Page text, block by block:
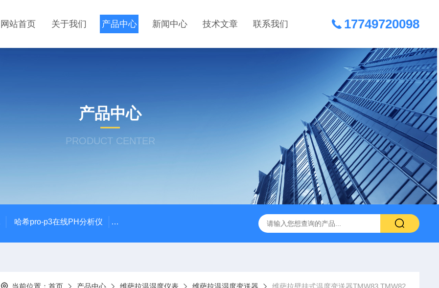
网站首页 关于我们 产品中心 新闻中心 技术文章 联系我们 17749720098
产品中心
PRODUCT CENTER
哈希pro-p3在线PH分析仪 哈希在线PH计电极PD1R1 哈希HQ40D便携式多参数水质分析仪 哈希PD1P1在线PH
当前位置： 首页 产品中心 维萨拉温湿度仪表 维萨拉温湿度变送器 维萨拉壁挂式温度变送器TMW83 TMW82